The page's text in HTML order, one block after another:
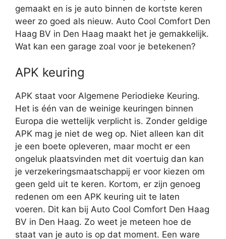
gemaakt en is je auto binnen de kortste keren
weer zo goed als nieuw. Auto Cool Comfort Den
Haag BV in Den Haag maakt het je gemakkelijk.
Wat kan een garage zoal voor je betekenen?
APK keuring
APK staat voor Algemene Periodieke Keuring.
Het is één van de weinige keuringen binnen
Europa die wettelijk verplicht is. Zonder geldige
APK mag je niet de weg op. Niet alleen kan dit
je een boete opleveren, maar mocht er een
ongeluk plaatsvinden met dit voertuig dan kan
je verzekeringsmaatschappij er voor kiezen om
geen geld uit te keren. Kortom, er zijn genoeg
redenen om een APK keuring uit te laten
voeren. Dit kan bij Auto Cool Comfort Den Haag
BV in Den Haag. Zo weet je meteen hoe de
staat van je auto is op dat moment. Een ware